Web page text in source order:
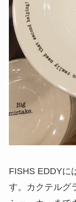
FISHS EDDYに
す。カクテルグ